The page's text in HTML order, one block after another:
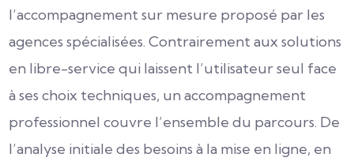
l’accompagnement sur mesure proposé par les
agences spécialisées. Contrairement aux solutions
en libre-service qui laissent l’utilisateur seul face
à ses choix techniques, un accompagnement
professionnel couvre l’ensemble du parcours. De
l’analyse initiale des besoins à la mise en ligne, en